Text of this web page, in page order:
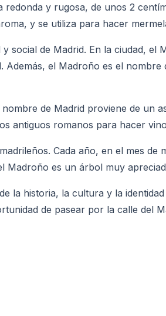
y rugosa, de unos 2
y se utiliza para hacer
de Madrid. En la ciudad, el
el Madroño es el nombre
de Madrid proviene de un
antiguos romanos para hacer
Cada año, en el mes
es un árbol muy
historia, la cultura y la
de pasear por la calle del